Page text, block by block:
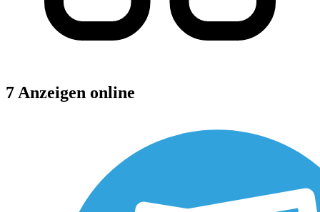
7 Anzeigen online